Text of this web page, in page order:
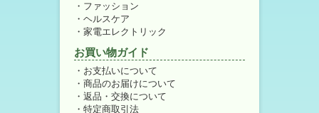
ファッション
ヘルスケア
家電エレクトリック
お買い物ガイド
お支払いについて
商品のお届けについて
返品・交換について
特定商取引法